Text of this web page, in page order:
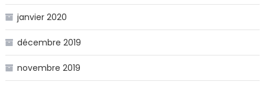
janvier 2020
décembre 2019
novembre 2019